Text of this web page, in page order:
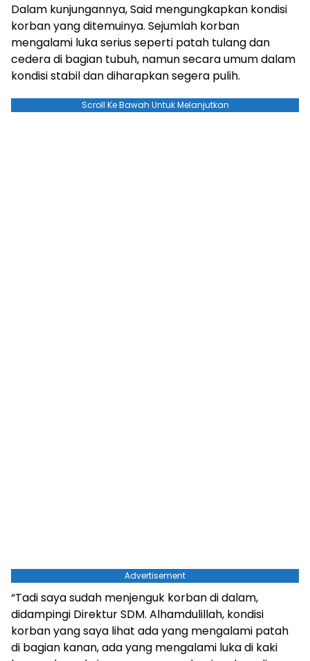
Dalam kunjungannya, Said mengungkapkan kondisi
korban yang ditemuinya. Sejumlah korban
mengalami luka serius seperti patah tulang dan
cedera di bagian tubuh, namun secara umum dalam
kondisi stabil dan diharapkan segera pulih.
Scroll Ke Bawah Untuk Melanjutkan
Advertisement
“Tadi saya sudah menjenguk korban di dalam,
didampingi Direktur SDM. Alhamdulillah, kondisi
korban yang saya lihat ada yang mengalami patah
di bagian kanan, ada yang mengalami luka di kaki